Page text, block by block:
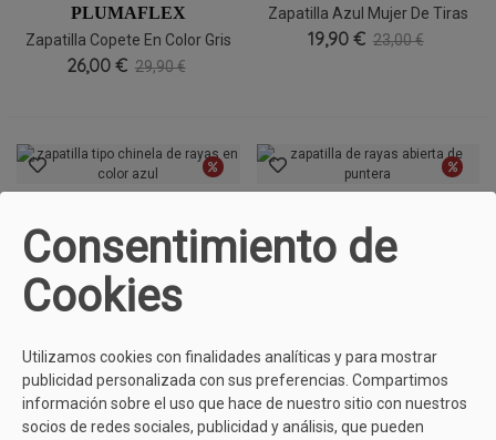
PLUMAFLEX
Zapatilla Copete En Color Gris
Claro
26,00 € 29,90 €
Zapatilla Azul Mujer De Tiras
Cruzadas
19,90 € 23,00 €
Rayas En Color Azul
24,00 € 27,00 €
Puntera
22,00 € 25,00 €
LADI
7050-667
26,00 € 29,90 €
Zapatilla De Lazo Para Mujer
Con Abertura
22,00 € 25,00 €
Consentimiento de
Cookies
Utilizamos cookies con finalidades analíticas y para mostrar
publicidad personalizada con sus preferencias. Compartimos
información sobre el uso que hace de nuestro sitio con nuestros
socios de redes sociales, publicidad y análisis, que pueden